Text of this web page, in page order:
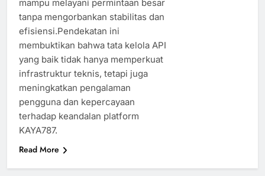
mampu melayani permintaan besar
tanpa mengorbankan stabilitas dan
efisiensi.Pendekatan ini
membuktikan bahwa tata kelola API
yang baik tidak hanya memperkuat
infrastruktur teknis, tetapi juga
meningkatkan pengalaman
pengguna dan kepercayaan
terhadap keandalan platform
KAYA787.
Read More